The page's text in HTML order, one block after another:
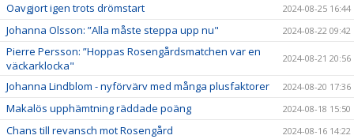
Oavgjort igen trots drömstart 2024-08-25 16:44
Johanna Olsson: ”Alla måste steppa upp nu" 2024-08-22 09:42
Pierre Persson: ”Hoppas Rosengårdsmatchen var en
väckarklocka"
2024-08-21 20:56
Johanna Lindblom - nyförvärv med många plusfaktorer 2024-08-20 17:36
Makalös upphämtning räddade poäng 2024-08-18 15:50
Chans till revansch mot Rosengård 2024-08-16 14:22